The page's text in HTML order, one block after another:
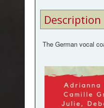
Description
The German vocal